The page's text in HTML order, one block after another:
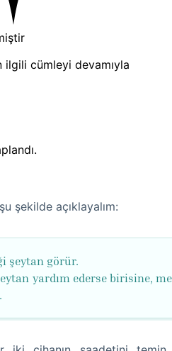
ilgili cümleyi devamıyla
şekilde açıklayalım:
şeytan görür.
yardım ederse birisine,